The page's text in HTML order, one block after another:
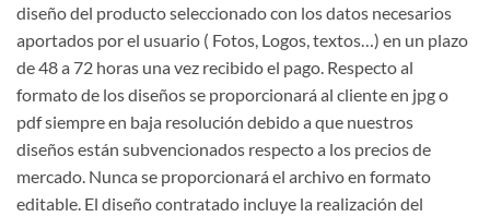
diseño del producto seleccionado con los datos necesarios
aportados por el usuario ( Fotos, Logos, textos…) en un plazo
de 48 a 72 horas una vez recibido el pago. Respecto al
formato de los diseños se proporcionará al cliente en jpg o
pdf siempre en baja resolución debido a que nuestros
diseños están subvencionados respecto a los precios de
mercado. Nunca se proporcionará el archivo en formato
editable. El diseño contratado incluye la realización del